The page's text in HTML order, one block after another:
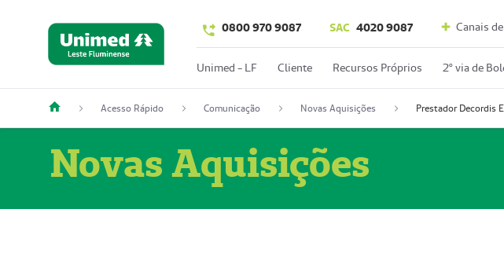
0800 970 9087 SAC 4020 9087 Canais
Unimed - LF Cliente Recursos Próprios 2º via de
Acesso Rápido Comunicação Novas Aquisições
Novas Aquisições